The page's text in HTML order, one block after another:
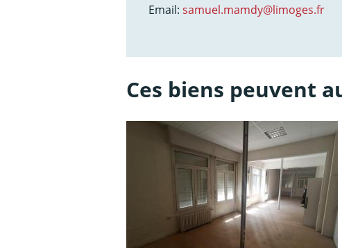
Email: samuel.mamdy@limoges.fr
Ces biens peuvent